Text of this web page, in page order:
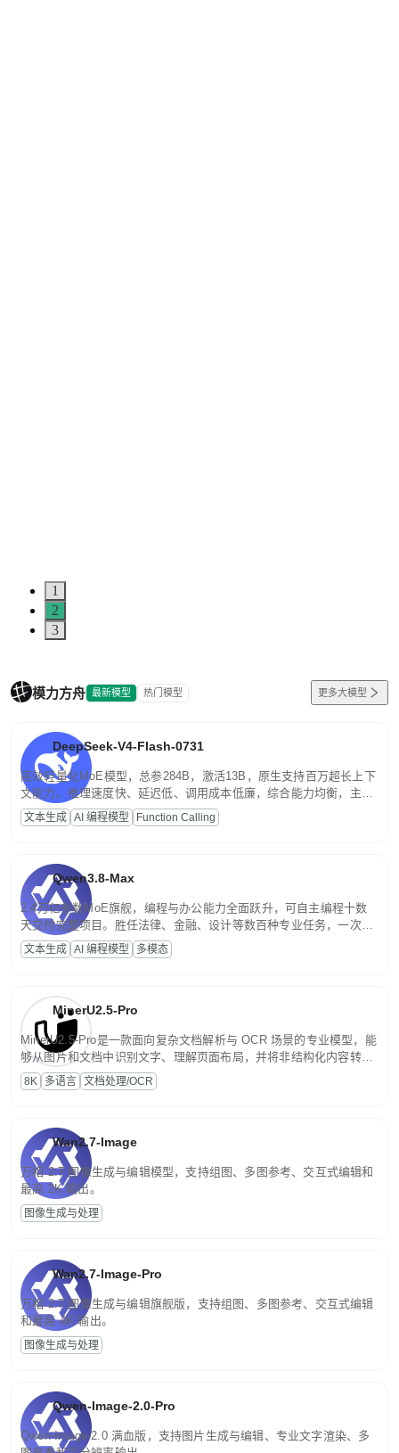
1
2
3
模力方舟 最新模型 热门模型 更多大模型
DeepSeek-V4-Flash-0731
高效轻量化MoE模型，总参284B，激活13B，原生支持百万超长上下
文能力。推理速度快、延迟低、调用成本低廉，综合能力均衡，主打
高并发、轻量化任务，适合日常对话、内容创作、基础 RAG、批量
文案处理等普惠刚需场景。
文本生成 AI 编程模型 Function Calling
Qwen3.8-Max
2.4万亿参数MoE旗舰，编程与办公能力全面跃升，可自主编程十数
天交付完整项目。胜任法律、金融、设计等数百种专业任务，一次对
话端到端交付生产级成果。原生视觉理解贯穿规划、执行与验证全流
程，支持超长文档与长视频的深度语义解析。长程任务中自主规划与
文本生成 AI 编程模型 多模态
MinerU2.5-Pro
MinerU2.5-Pro是一款面向复杂文档解析与 OCR 场景的专业模型，能
够从图片和文档中识别文字、理解页面布局，并将非结构化内容转换
为便于存储、检索和二次处理的结构化结果。
8K 多语言 文档处理/OCR
Wan2.7-Image
万相 2.7 图像生成与编辑模型，支持组图、多图参考、交互式编辑和
最高 2K 输出。
图像生成与处理
Wan2.7-Image-Pro
万相 2.7 图像生成与编辑旗舰版，支持组图、多图参考、交互式编辑
和最高 4K 输出。
图像生成与处理
Qwen-Image-2.0-Pro
Qwen-Image-2.0 满血版，支持图片生成与编辑、专业文字渲染、多